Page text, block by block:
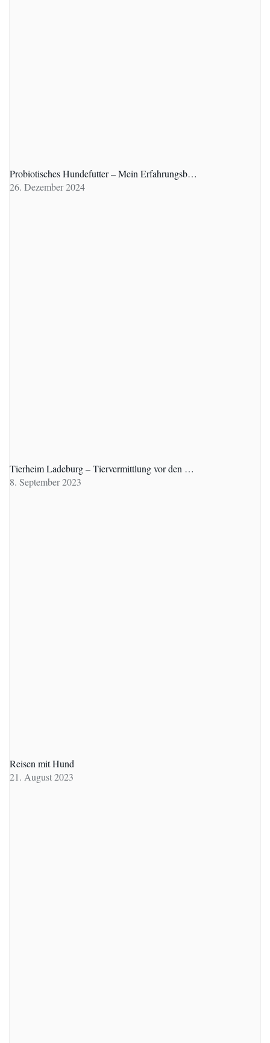
Probiotisches Hundefutter – Mein Erfahrungsb…
26. Dezember 2024
Tierheim Ladeburg – Tiervermittlung vor den …
8. September 2023
Reisen mit Hund
21. August 2023